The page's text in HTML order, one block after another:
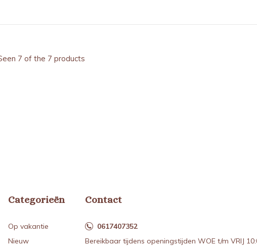
7 of the 7 products
Categorieën
Op vakantie
Nieuw
Contact
0617407352
Bereikbaar tijdens openingstijden WOE t/m VRIJ